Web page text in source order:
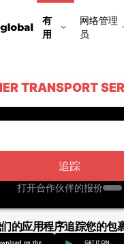
有
用
网络管理
员
TRANSPORT
追踪
打开合作伙伴的报价
的应用程序追踪您的包